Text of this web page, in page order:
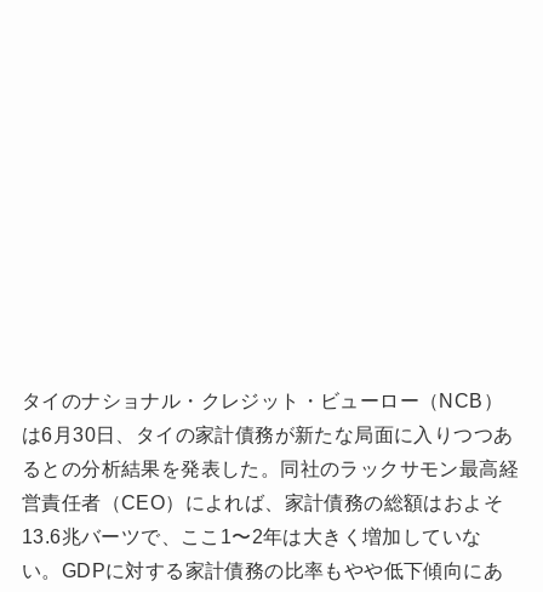
タイのナショナル・クレジット・ビューロー（NCB）
は6月30日、タイの家計債務が新たな局面に入りつつあ
るとの分析結果を発表した。同社のラックサモン最高経
営責任者（CEO）によれば、家計債務の総額はおよそ
13.6兆バーツで、ここ1〜2年は大きく増加していな
い。GDPに対する家計債務の比率もやや低下傾向にあ